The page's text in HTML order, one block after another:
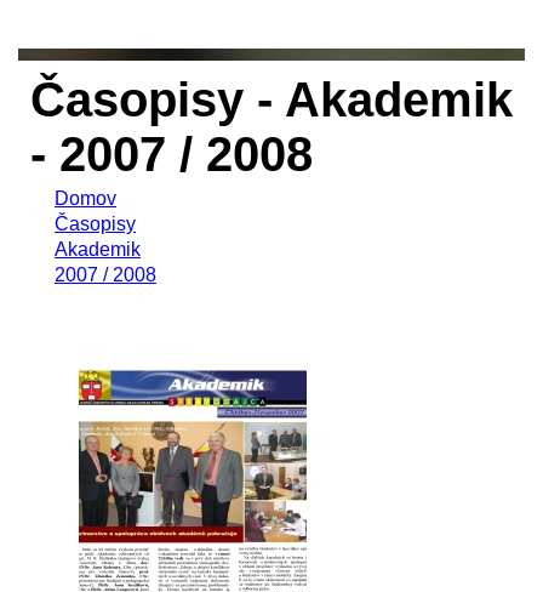
Časopisy - Akademik
- 2007 / 2008
Domov
Časopisy
Akademik
2007 / 2008